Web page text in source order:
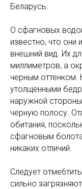
Беларусь.
О сфагновых
известно, что
внешний вид. Их
миллиметров, а
черным оттенком.
утолщенными
наружной
черную полосу.
обитания,
сфагновым
никаких отличий.
Следует
сильно